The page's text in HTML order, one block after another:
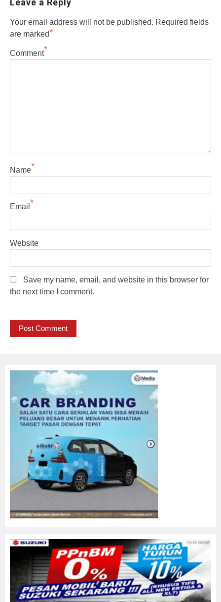
Leave a Reply
Your email address will not be published. Required fields
are marked*
Comment*
Name*
Email *
Website
Save my name, email, and website in this browser for
the next time I comment.